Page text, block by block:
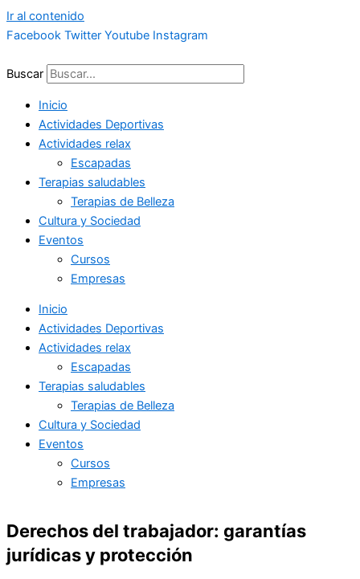
Ir al contenido
Facebook Twitter Youtube Instagram
Buscar
Inicio
Actividades Deportivas
Actividades relax
Escapadas
Terapias saludables
Terapias de Belleza
Cultura y Sociedad
Eventos
Cursos
Empresas
Inicio
Actividades Deportivas
Actividades relax
Escapadas
Terapias saludables
Terapias de Belleza
Cultura y Sociedad
Eventos
Cursos
Empresas
Derechos del trabajador: garantías
jurídicas y protección